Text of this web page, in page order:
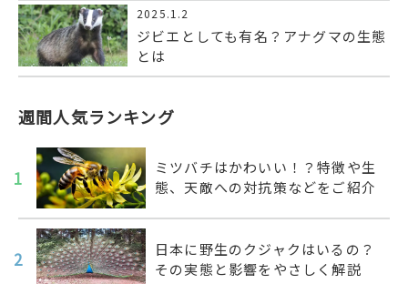
2025.1.2
ジビエとしても有名？アナグマの生態
とは
週間人気ランキング
1
ミツバチはかわいい！？特徴や生
態、天敵への対抗策などをご紹介
2
日本に野生のクジャクはいるの？
その実態と影響をやさしく解説